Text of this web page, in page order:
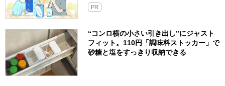
PR
“コンロ横の小さい引き出し”にジャスト
フィット。110円「調味料ストッカー」で
砂糖と塩をすっきり収納できる